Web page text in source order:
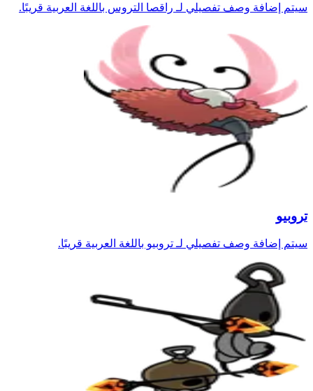
سيتم إضافة وصف تفصيلي لـ راقصا التروس باللغة العربية قريبًا.
تروبيو
سيتم إضافة وصف تفصيلي لـ تروبيو باللغة العربية قريبًا.